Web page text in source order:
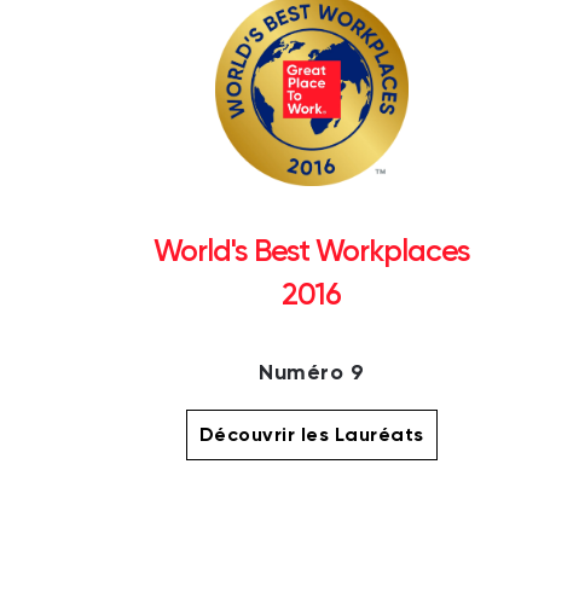
World's Best Workplaces
2016
Numéro 9
Découvrir les Lauréats